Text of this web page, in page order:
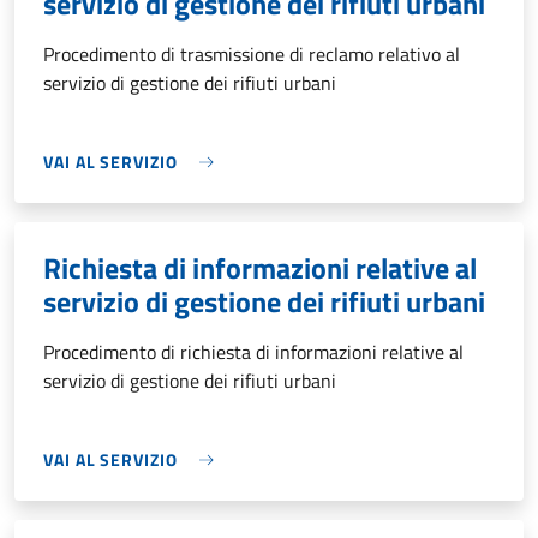
Procedimento di trasmissione di reclamo relativo al
servizio di gestione dei rifiuti urbani
VAI AL SERVIZIO
Richiesta di informazioni relative al
servizio di gestione dei rifiuti urbani
Procedimento di richiesta di informazioni relative al
servizio di gestione dei rifiuti urbani
VAI AL SERVIZIO